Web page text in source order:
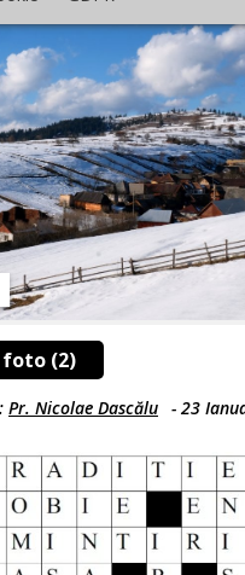
(2)
Pr. Nicolae Dascălu - 23